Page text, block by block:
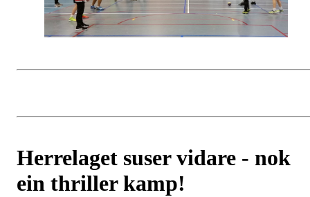
Herrelaget suser vidare - nok
ein thriller kamp!